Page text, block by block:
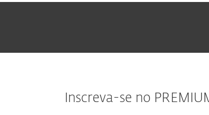
Inscreva-se no